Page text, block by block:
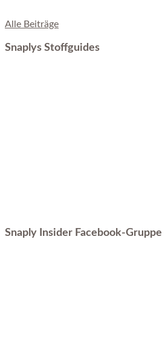
Alle Beiträge
Snaplys Stoffguides
Snaply Insider Facebook-Gruppe